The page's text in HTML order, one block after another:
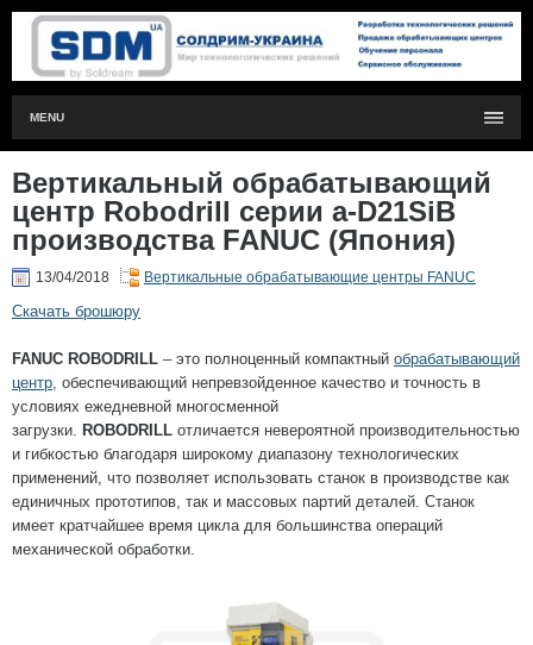
MENU
Вертикальный обрабатывающий
центр Robodrill серии a-D21SiB
производства FANUC (Япония)
13/04/2018 Вертикальные обрабатывающие центры FANUC
Скачать брошюру
FANUC ROBODRILL – это полноценный компактный обрабатывающий
центр, обеспечивающий непревзойденное качество и точность в
условиях ежедневной многосменной
загрузки. ROBODRILL отличается невероятной производительностью
и гибкостью благодаря широкому диапазону технологических
применений, что позволяет использовать станок в производстве как
единичных прототипов, так и массовых партий деталей. Станок
имеет кратчайшее время цикла для большинства операций
механической обработки.